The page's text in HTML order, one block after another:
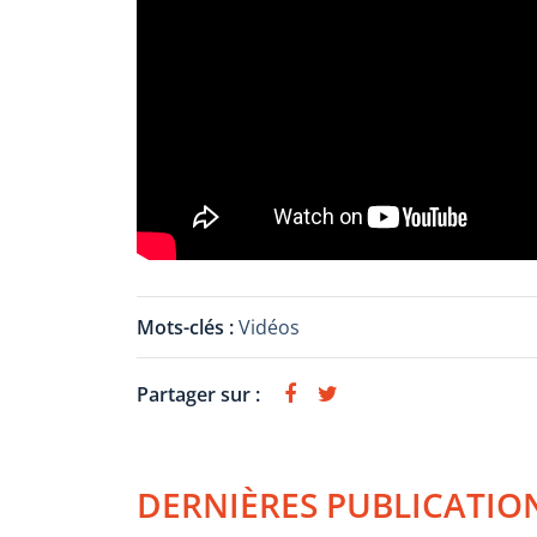
Mots-clés :Vidéos
Partager sur :
DERNIÈRES